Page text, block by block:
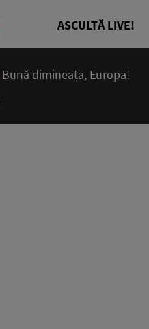
ASCULTĂ LIVE!
Bună dimineața, Europa!